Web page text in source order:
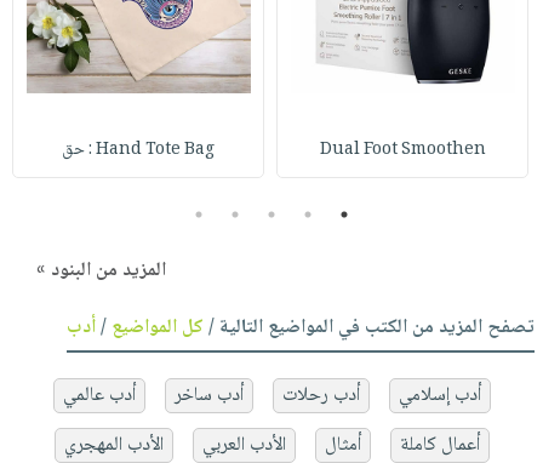
Dual Foot Smoothen Hand Tote Bag : حق
1
2
3
4
5
المزيد من البنود »
تصفح المزيد من الكتب في المواضيع التالية /كل المواضيع/أدب
أدب إسلامي أدب رحلات أدب ساخر
أدب عالمي
أعمال كاملة
أمثال الأدب العربي
الأدب المهجري